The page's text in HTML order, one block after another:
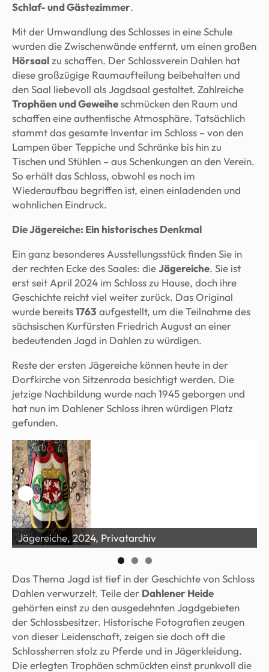
Schlaf- und Gästezimmer.
Mit der Umwandlung des Schlosses in eine Schule
wurden die Zwischenwände entfernt, um einen großen
Hörsaalzu schaffen. Der Schlossverein Dahlen hat
diese großzügige Raumaufteilung beibehalten und
den Saal liebevoll als Jagdsaal gestaltet. Zahlreiche
Trophäen und Geweiheschmücken den Raum und
schaffen eine authentische Atmosphäre. Tatsächlich
stammt das gesamte Inventar im Schloss – von den
Lampen über Teppiche und Schränke bis hin zu
Tischen und Stühlen – aus Schenkungen an den Verein.
So erhält das Schloss, obwohl es noch im
Wiederaufbau begriffen ist, einen einladenden und
wohnlichen Eindruck.
Die Jägereiche: Ein historisches Denkmal
Ein ganz besonderes Ausstellungsstück finden Sie in
der rechten Ecke des Saales: dieJägereiche. Sie ist
erst seit April 2024 im Schloss zu Hause, doch ihre
Geschichte reicht viel weiter zurück. Das Original
wurde bereits1763 aufgestellt, um die Teilnahme des
sächsischen Kurfürsten Friedrich August an einer
bedeutenden Jagd in Dahlen zu würdigen.
Reste der ersten Jägereiche können heute in der
Dorfkirche von Sitzenroda besichtigt werden. Die
jetzige Nachbildung wurde nach 1945 geborgen und
hat nun im Dahlener Schloss ihren würdigen Platz
gefunden.
Jägereiche, 2024, Privatarchiv
Das Thema Jagd ist tief in der Geschichte von Schloss
Dahlen verwurzelt. Teile der Dahlener Heide
gehörten einst zu den ausgedehnten Jagdgebieten
der Schlossbesitzer. Historische Fotografien zeugen
von dieser Leidenschaft, zeigen sie doch oft die
Schlossherren stolz zu Pferde und in Jägerkleidung.
Die erlegten Trophäen schmückten einst prunkvoll die